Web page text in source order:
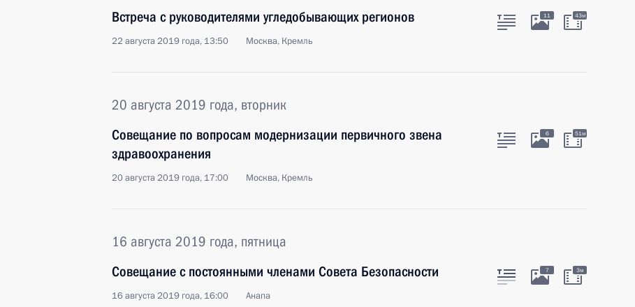
Встреча с руководителями угледобывающих регионов
22 августа 2019 года, 13:50 Москва, Кремль
11 43м
20 августа 2019 года, вторник
Совещание по вопросам модернизации первичного звена
здравоохранения
20 августа 2019 года, 17:00 Москва, Кремль
6 51м
16 августа 2019 года, пятница
Совещание с постоянными членами Совета Безопасности
16 августа 2019 года, 16:00 Анапа
7 3м